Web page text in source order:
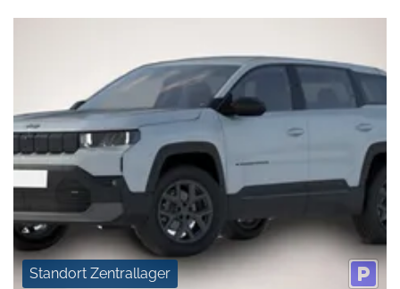
Standort Zentrallager